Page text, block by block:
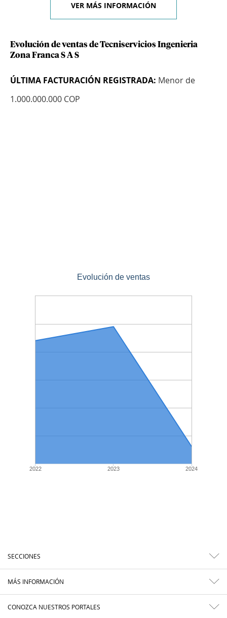
VER MÁS INFORMACIÓN
Evolución de ventas de Tecniservicios Ingenieria
Zona Franca S A S
ÚLTIMA FACTURACIÓN REGISTRADA: Menor de
1.000.000.000 COP
Evolución de ventas
2022 2023 2024
SECCIONES
MÁS INFORMACIÓN
CONOZCA NUESTROS PORTALES